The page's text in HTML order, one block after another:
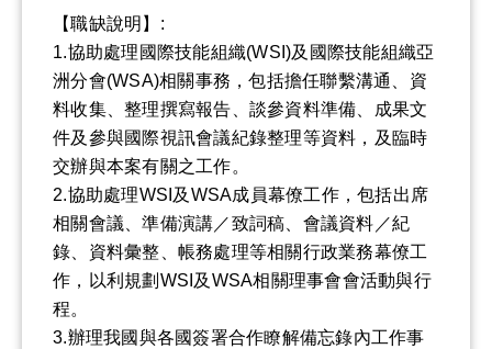
【職缺說明】:
1.協助處理國際技能組織(WSI)及國際技能組織亞
洲分會(WSA)相關事務，包括擔任聯繫溝通、資
料收集、整理撰寫報告、談參資料準備、成果文
件及參與國際視訊會議紀錄整理等資料，及臨時
交辦與本案有關之工作。
2.協助處理WSI及WSA成員幕僚工作，包括出席
相關會議、準備演講／致詞稿、會議資料／紀
錄、資料彙整、帳務處理等相關行政業務幕僚工
作，以利規劃WSI及WSA相關理事會會活動與行
程。
3.辦理我國與各國簽署合作瞭解備忘錄內工作事